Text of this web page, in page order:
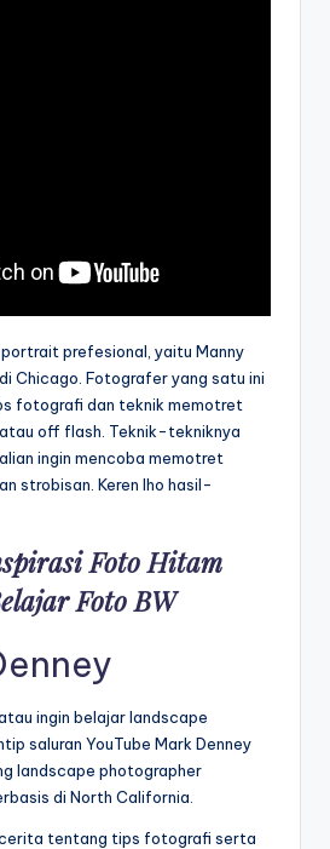
prefesional, yaitu Manny
Chicago. Fotografer yang satu ini
fotografi dan teknik memotret
off flash. Teknik-tekniknya
ingin mencoba memotret
strobisan. Keren lho hasil-
Foto Hitam
Foto BW
ingin belajar landscape
saluran YouTube Mark Denney
landscape photographer
di North California.
tentang tips fotografi serta